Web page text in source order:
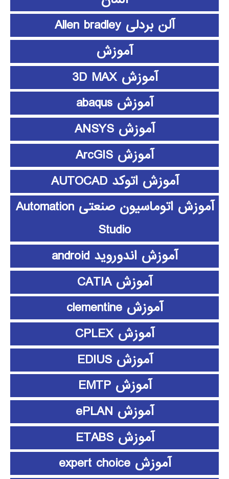
آلن بردلی Allen bradley
آموزش
آموزش 3D MAX
آموزش abaqus
آموزش ANSYS
آموزش ArcGIS
آموزش اتوکد AUTOCAD
آموزش اتوماسیون صنعتی Automation
Studio
آموزش اندوروید android
آموزش CATIA
آموزش clementine
آموزش CPLEX
آموزش EDIUS
آموزش EMTP
آموزش ePLAN
آموزش ETABS
آموزش expert choice